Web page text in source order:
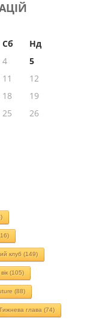
Сб
Нд
4
5
11
12
18
19
25
26
клуб (149)
(105)
(88)
глава (74)